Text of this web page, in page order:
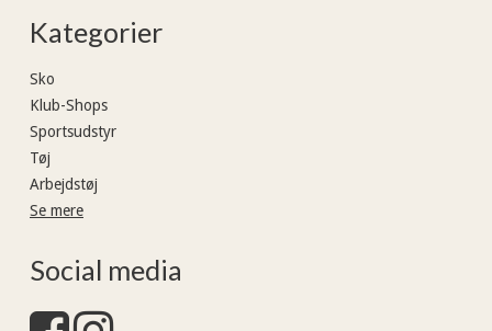
Kategorier
Sko
Klub-Shops
Sportsudstyr
Tøj
Arbejdstøj
Se mere
Social media